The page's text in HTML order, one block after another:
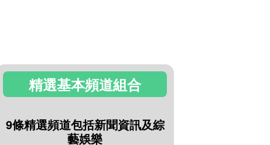
精選基本頻道組合
9條精選頻道包括新聞資訊及綜
藝娛樂